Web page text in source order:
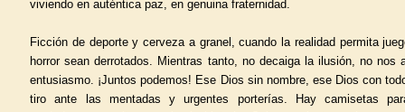
viviendo en auténtica paz, en genuina fraternidad.
Ficción de deporte y cerveza a granel, cuando la realidad permita
horror sean derrotados. Mientras tanto, no decaiga la ilusión, no nos
entusiasmo. ¡Juntos podemos! Ese Dios sin nombre, ese Dios con
tiro ante las mentadas y urgentes porterías. Hay camisetas